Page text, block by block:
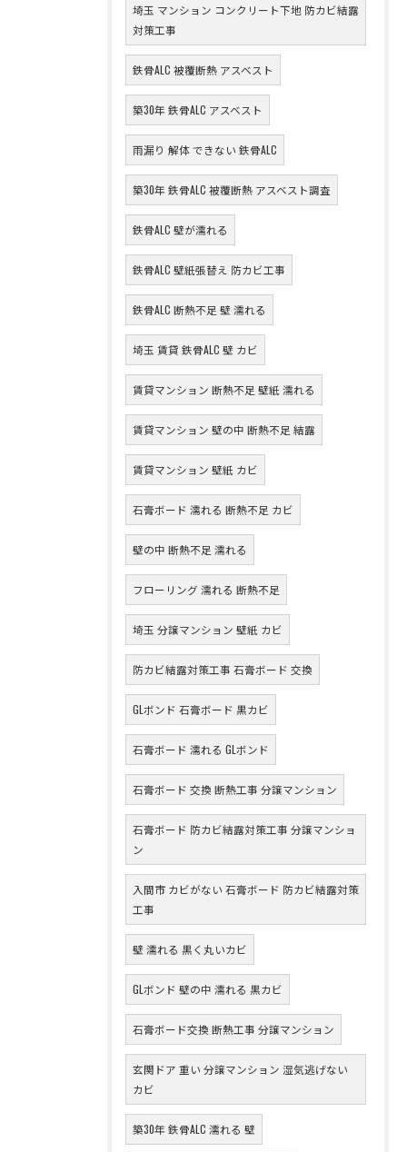
埼玉 マンション コンクリート下地 防カビ結露
対策工事
鉄骨ALC 被覆断熱 アスベスト
築30年 鉄骨ALC アスベスト
雨漏り 解体 できない 鉄骨ALC
築30年 鉄骨ALC 被覆断熱 アスベスト調査
鉄骨ALC 壁が濡れる
鉄骨ALC 壁紙張替え 防カビ工事
鉄骨ALC 断熱不足 壁 濡れる
埼玉 賃貸 鉄骨ALC 壁 カビ
賃貸マンション 断熱不足 壁紙 濡れる
賃貸マンション 壁の中 断熱不足 結露
賃貸マンション 壁紙 カビ
石膏ボード 濡れる 断熱不足 カビ
壁の中 断熱不足 濡れる
フローリング 濡れる 断熱不足
埼玉 分譲マンション 壁紙 カビ
防カビ結露対策工事 石膏ボード 交換
GLボンド 石膏ボード 黒カビ
石膏ボード 濡れる GLボンド
石膏ボード 交換 断熱工事 分譲マンション
石膏ボード 防カビ結露対策工事 分譲マンショ
ン
入間市 カビがない 石膏ボード 防カビ結露対策
工事
壁 濡れる 黒く丸いカビ
GLボンド 壁の中 濡れる 黒カビ
石膏ボード交換 断熱工事 分譲マンション
玄関ドア 重い 分譲マンション 湿気逃げない
カビ
築30年 鉄骨ALC 濡れる 壁